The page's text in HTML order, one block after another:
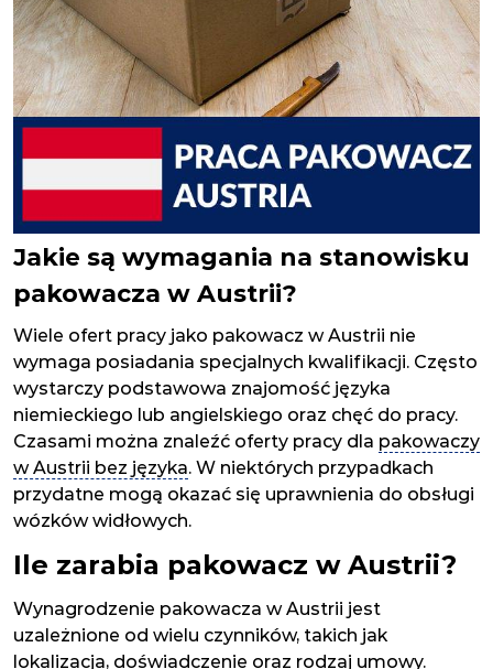
Jakie są wymagania na stanowisku
pakowacza w Austrii?
Wiele ofert pracy jako pakowacz w Austrii nie
wymaga posiadania specjalnych kwalifikacji. Często
wystarczy podstawowa znajomość języka
niemieckiego lub angielskiego oraz chęć do pracy.
Czasami można znaleźć oferty pracy dla pakowaczy
w Austrii bez języka. W niektórych przypadkach
przydatne mogą okazać się uprawnienia do obsługi
wózków widłowych.
Ile zarabia pakowacz w Austrii?
Wynagrodzenie pakowacza w Austrii jest
uzależnione od wielu czynników, takich jak
lokalizacja, doświadczenie oraz rodzaj umowy.